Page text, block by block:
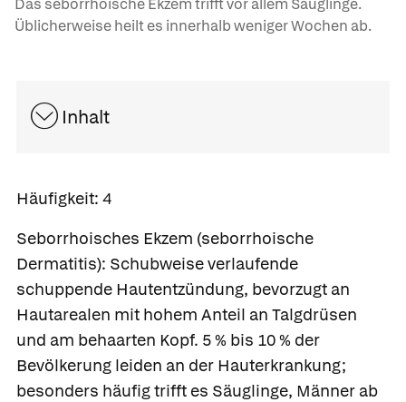
Üblicherweise heilt es innerhalb weniger Wochen ab.
Inhalt
Häufigkeit: 4
Seborrhoisches Ekzem (seborrhoische
Dermatitis): Schubweise verlaufende
schuppende Hautentzündung, bevorzugt an
Hautarealen mit hohem Anteil an Talgdrüsen
und am behaarten Kopf. 5 % bis 10 % der
Bevölkerung leiden an der Hauterkrankung;
besonders häufig trifft es Säuglinge, Männer ab